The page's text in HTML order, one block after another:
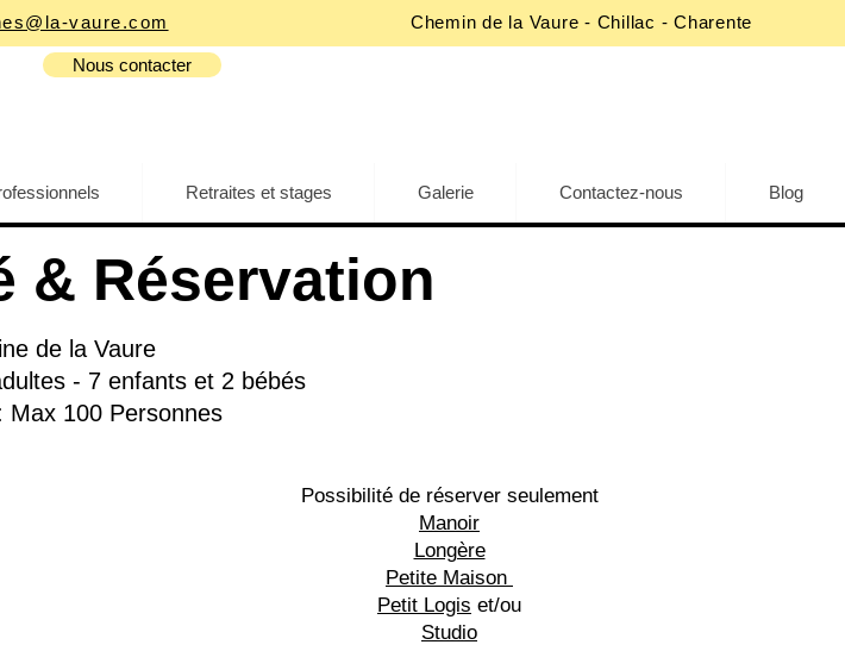
vaure.com Chemin de la Vaure - Chillac - Charente
Nous contacter
Retraites et stages Galerie Contactez-nous Blog
& Réservation
de la Vaure
- 7 enfants et 2 bébés
Max 100 Personnes
Possibilité de réserver seulement
Manoir
Longère
Petite Maison
Petit Logis et/ou
Studio